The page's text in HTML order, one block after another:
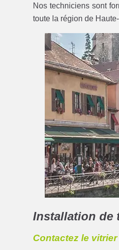
Nos techniciens sont
toute la région de
Installation de
Contactez le